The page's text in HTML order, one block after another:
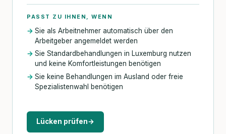
PASST ZU IHNEN, WENN
Sie als Arbeitnehmer automatisch über den
Arbeitgeber angemeldet werden
Sie Standardbehandlungen in Luxemburg nutzen
und keine Komfortleistungen benötigen
Sie keine Behandlungen im Ausland oder freie
Spezialistenwahl benötigen
Lücken prüfen→